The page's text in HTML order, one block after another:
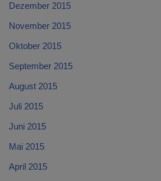
Dezember 2015
November 2015
Oktober 2015
September 2015
August 2015
Juli 2015
Juni 2015
Mai 2015
April 2015